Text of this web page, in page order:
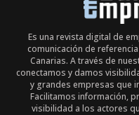
Es una revista digital de
comunicación de
Canarias. A través de
conectamos y damos
y grandes empresas que
Facilitamos información,
visibilidad a los actores